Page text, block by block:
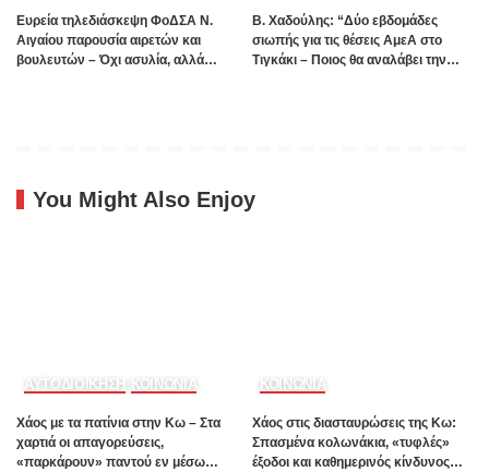
Ευρεία τηλεδιάσκεψη ΦοΔΣΑ Ν.
Αιγαίου παρουσία αιρετών και
βουλευτών – Όχι ασυλία, αλλά
B. Xαδούλης: “Δύο εβδομάδες
σιωπής για τις θέσεις ΑμεΑ στο
Τιγκάκι – Ποιος θα αναλάβει την
You Might Also Enjoy
ΑΥΤΟΔΙΟΙΚΗΣΗ ΚΟΙΝΩΝΙΑ
Χάος με τα πατίνια στην Κω – Στα
χαρτιά οι απαγορεύσεις,
«παρκάρουν» παντού εν μέσω
ΚΟΙΝΩΝΙΑ
Χάος στις διασταυρώσεις της Κω:
Σπασμένα κολωνάκια, «τυφλές»
έξοδοι και καθημερινός κίνδυνος